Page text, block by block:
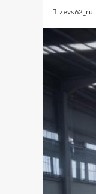
zevs62_ru